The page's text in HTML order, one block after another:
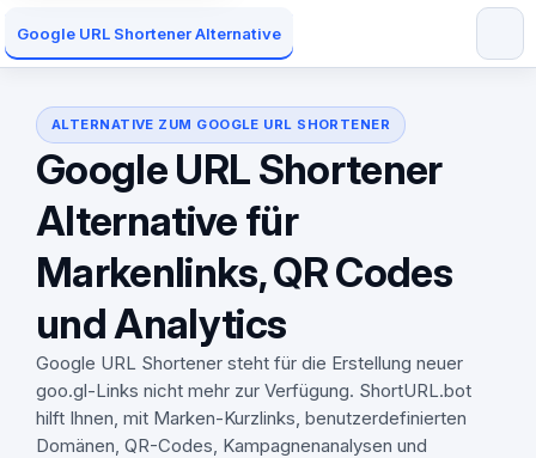
Google URL Shortener Alternative
ALTERNATIVE ZUM GOOGLE URL SHORTENER
Google URL Shortener
Alternative für
Markenlinks, QR Codes
und Analytics
Google URL Shortener steht für die Erstellung neuer
goo.gl-Links nicht mehr zur Verfügung. ShortURL.bot
hilft Ihnen, mit Marken-Kurzlinks, benutzerdefinierten
Domänen, QR-Codes, Kampagnenanalysen und